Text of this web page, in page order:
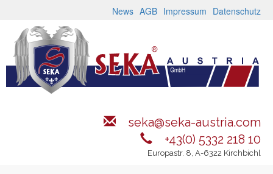
Inhalt
News AGB Impressum Datenschutz
seka@seka-austria.com
+43(0) 5332 218 10
Europastr. 8, A-6322 Kirchbichl